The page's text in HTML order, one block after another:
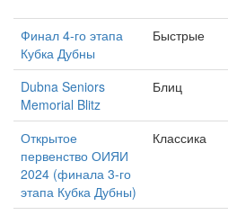
Финал 4-го этапа
Кубка Дубны
Быстрые
Dubna Seniors
Memorial Blitz
Блиц
Открытое
первенство ОИЯИ
2024 (финала 3-го
этапа Кубка Дубны)
Классика